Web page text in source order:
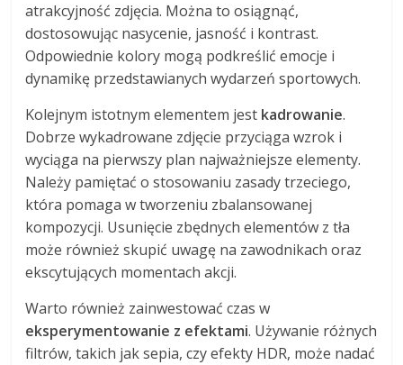
atrakcyjność zdjęcia. Można to osiągnąć,
dostosowując nasycenie, jasność i kontrast.
Odpowiednie kolory mogą podkreślić emocje i
dynamikę przedstawianych wydarzeń sportowych.
Kolejnym istotnym elementem jest kadrowanie.
Dobrze wykadrowane zdjęcie przyciąga wzrok i
wyciąga na pierwszy plan najważniejsze elementy.
Należy pamiętać o stosowaniu zasady trzeciego,
która pomaga w tworzeniu zbalansowanej
kompozycji. Usunięcie zbędnych elementów z tła
może również skupić uwagę na zawodnikach oraz
ekscytujących momentach akcji.
Warto również zainwestować czas w
eksperymentowanie z efektami. Używanie różnych
filtrów, takich jak sepia, czy efekty HDR, może nadać